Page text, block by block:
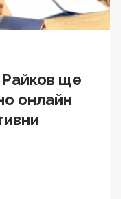
ще
онлайн